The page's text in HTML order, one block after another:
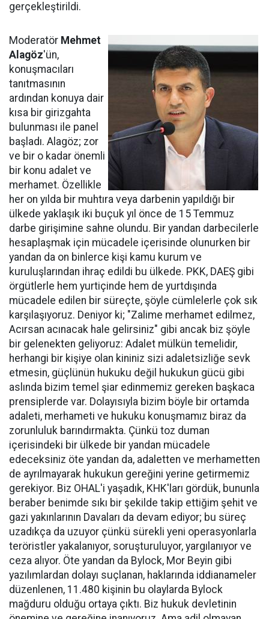
gerçekleştirildi.
Moderatör Mehmet
Alagöz'ün,
konuşmacıları
tanıtmasının
ardından konuya dair
kısa bir girizgahta
bulunması ile panel
başladı. Alagöz; zor
ve bir o kadar önemli
bir konu adalet ve
merhamet. Özellikle
her on yılda bir muhtıra veya darbenin yapıldığı bir
ülkede yaklaşık iki buçuk yıl önce de 15 Temmuz
darbe girişimine sahne olundu. Bir yandan darbecilerle
hesaplaşmak için mücadele içerisinde olunurken bir
yandan da on binlerce kişi kamu kurum ve
kuruluşlarından ihraç edildi bu ülkede. PKK, DAEŞ gibi
örgütlerle hem yurtiçinde hem de yurtdışında
mücadele edilen bir süreçte, şöyle cümlelerle çok sık
karşılaşıyoruz. Deniyor ki; "Zalime merhamet edilmez,
Acırsan acınacak hale gelirsiniz" gibi ancak biz şöyle
bir gelenekten geliyoruz: Adalet mülkün temelidir,
herhangi bir kişiye olan kininiz sizi adaletsizliğe sevk
etmesin, güçlünün hukuku değil hukukun gücü gibi
aslında bizim temel şiar edinmemiz gereken başkaca
prensiplerde var. Dolayısıyla bizim böyle bir ortamda
adaleti, merhameti ve hukuku konuşmamız biraz da
zorunluluk barındırmakta. Çünkü toz duman
içerisindeki bir ülkede bir yandan mücadele
edeceksiniz öte yandan da, adaletten ve merhametten
de ayrılmayarak hukukun gereğini yerine getirmemiz
gerekiyor. Biz OHAL'i yaşadık, KHK'ları gördük, bununla
beraber benimde sıkı bir şekilde takip ettiğim şehit ve
gazi yakınlarının Davaları da devam ediyor; bu süreç
uzadıkça da uzuyor çünkü sürekli yeni operasyonlarla
teröristler yakalanıyor, soruşturuluyor, yargılanıyor ve
ceza alıyor. Öte yandan da Bylock, Mor Beyin gibi
yazılımlardan dolayı suçlanan, haklarında iddianameler
düzenlenen, 11.480 kişinin bu olaylarda Bylock
mağduru olduğu ortaya çıktı. Biz hukuk devletinin